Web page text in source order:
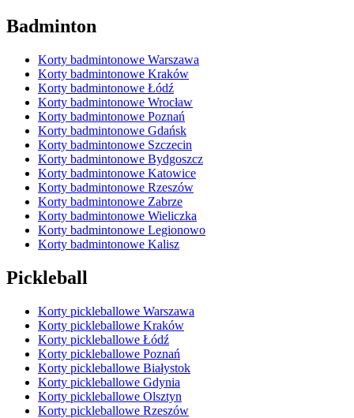
Badminton
Korty badmintonowe Warszawa
Korty badmintonowe Kraków
Korty badmintonowe Łódź
Korty badmintonowe Wrocław
Korty badmintonowe Poznań
Korty badmintonowe Gdańsk
Korty badmintonowe Szczecin
Korty badmintonowe Bydgoszcz
Korty badmintonowe Katowice
Korty badmintonowe Rzeszów
Korty badmintonowe Zabrze
Korty badmintonowe Wieliczka
Korty badmintonowe Legionowo
Korty badmintonowe Kalisz
Pickleball
Korty pickleballowe Warszawa
Korty pickleballowe Kraków
Korty pickleballowe Łódź
Korty pickleballowe Poznań
Korty pickleballowe Białystok
Korty pickleballowe Gdynia
Korty pickleballowe Olsztyn
Korty pickleballowe Rzeszów